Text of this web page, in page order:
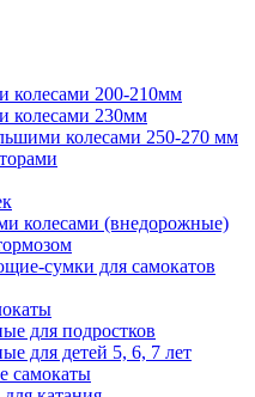
колесами 200-210мм
колесами 230мм
колесами 250-270 мм
колесами (внедорожные)
сумки для самокатов
для подростков
для детей 5, 6, 7 лет
самокаты